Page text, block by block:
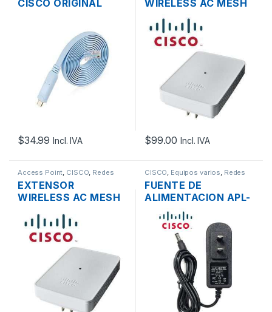
CISCO ORIGINAL
$34.99 Incl. IVA
WIRELESS AC MESH
CISCO BUSINESS
CBW142ACM-A-NA
DUAL BAND WAVE2
MU-MIMO 2×2
867MBPS PLUG
PARED
$99.00 Incl. IVA
Access Point CISCO Redes
EXTENSOR
WIRELESS AC MESH
CBW143ACM-A-NA
DUAL BAND WAVE2
MU-MIMO 2×2
867MBPS PLUG
PARED + 1GB DWL
CISCO Equipos varios Redes
FUENTE DE
ALIMENTACION APL-
WA01-050200 DE 5V
2A 5.5X2.5MM PARA
TELÉFONOS CISCO
SPA502 525 301 303